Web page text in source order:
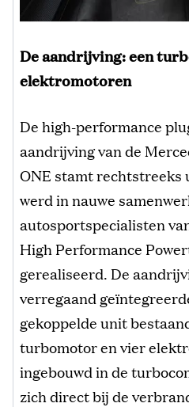
De aandrijving: een
elektromotoren
De high-performance
aandrijving van de
ONE stamt rechtstreeks
werd in nauwe
autosportspecialisten
High Performance
gerealiseerd. De
verregaand
gekoppelde unit
turbomotor en vier
ingebouwd in de
zich direct bij de